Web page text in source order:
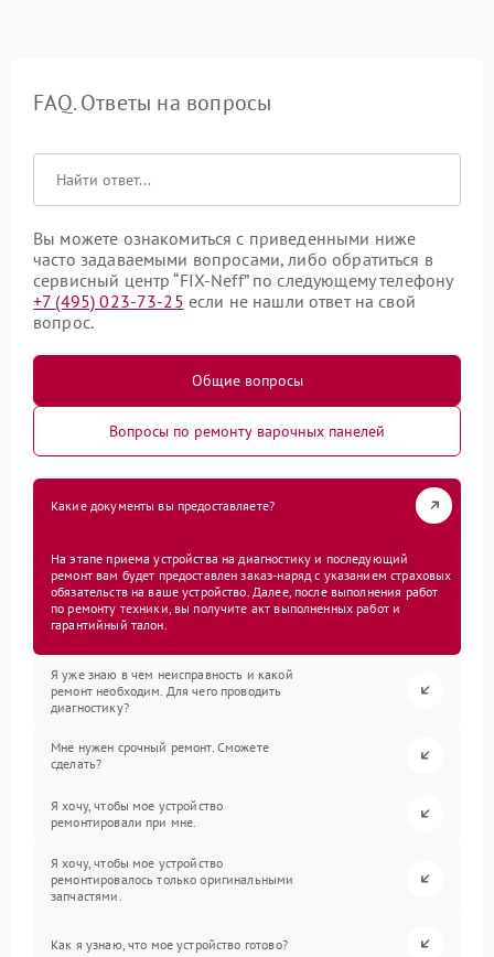
FAQ. Ответы на вопросы
Вы можете ознакомиться с приведенными ниже
часто задаваемыми вопросами, либо обратиться в
сервисный центр “FIX-Neff” по следующему телефону
+7 (495) 023-73-25 если не нашли ответ на свой
вопрос.
Общие вопросы
Вопросы по ремонту варочных панелей
Какие документы вы предоставляете?
На этапе приема устройства на диагностику и последующий
ремонт вам будет предоставлен заказ-наряд с указанием страховых
обязательств на ваше устройство. Далее, после выполнения работ
по ремонту техники, вы получите акт выполненных работ и
гарантийный талон.
Я уже знаю в чем неисправность и какой
ремонт необходим. Для чего проводить
диагностику?
Мне нужен срочный ремонт. Сможете
сделать?
Я хочу, чтобы мое устройство
ремонтировали при мне.
Я хочу, чтобы мое устройство
ремонтировалось только оригинальными
запчастями.
Как я узнаю, что мое устройство готово?